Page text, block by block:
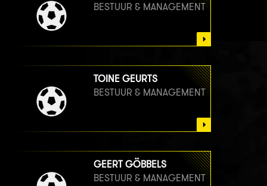
BESTUUR & MANAGEMENT
TOINE GEURTS
BESTUUR & MANAGEMENT
GEERT GÖBBELS
BESTUUR & MANAGEMENT